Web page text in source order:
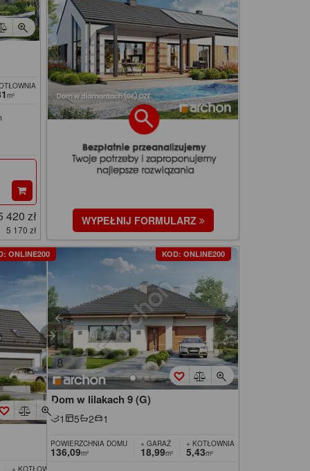
m²
420 zł
5 170 zł
WYPEŁNIJ FORMULARZ
ONLINE200 KOD: ONLINE200
Dom w lilakach 9 (G)
1 5 2 1
POWIERZCHNIA DOMU
136,09m²
+ GARAŻ
18,99m²
+ KOTŁOWNIA
5,43m²